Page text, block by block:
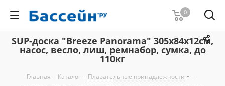
0
SUP-доска "Breeze Panorama" 305x84x12см,
насос, весло, лиш, ремнабор, сумка, до
110кг
Главная - Каталог - Плавательные принадлежности
-